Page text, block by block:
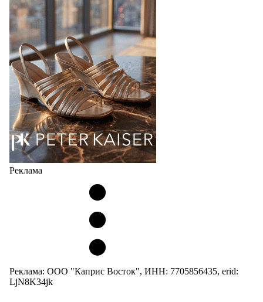
странах СНГ. Широкий модельный ряд женских,
мужских, детских и пляжных зонтов в необычном
дизайнерском исполнении, отличается надёжностью
и высоким качеством…
05.08.2026 514
Реклама
Реклама: ООО "Каприс Восток", ИНН: 7705856435, erid:
LjN8K34jk